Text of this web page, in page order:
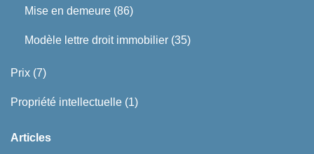
Mise en demeure (86)
Modèle lettre droit immobilier (35)
Prix (7)
Propriété intellectuelle (1)
Articles